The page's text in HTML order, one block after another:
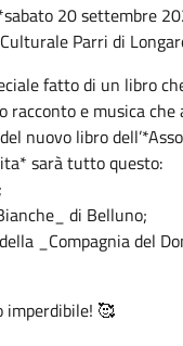
20 settembre
Parri di
fatto di un libro
racconto e musica che
nuovo libro
sarà tutto questo:
di Belluno;
_Compagnia del
imperdibile! 🥰